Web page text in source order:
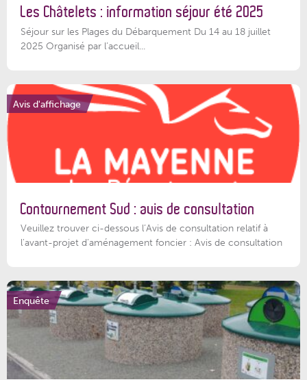
Les Châtelets : information séjour été 2025
Séjour sur les Plages du Débarquement Du 14 au 18 juillet
2025 Organisé par l’accueil...
Avis d'affichage
Contournement Sud : avis de consultation
Veuillez trouver ci-dessous l’Avis de consultation relatif à
l'avant-projet d'aménagement foncier : Avis de consultation
Enquête